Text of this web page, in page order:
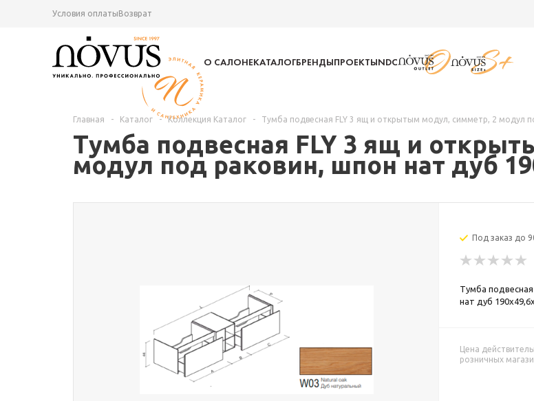
Условия оплатыВозврат
О САЛОНЕКАТАЛОГБРЕНДЫПРОЕКТЫNDC
Главная - Каталог - Коллекция Каталог - Тумба подвесная FLY 3 ящ и открытым модул, симметр, 2 модул
Тумба подвесная FLY 3 ящ и
модул под раковин, шпон нат дуб
Под заказ до
Тумба
нат дуб
Цена
розничных